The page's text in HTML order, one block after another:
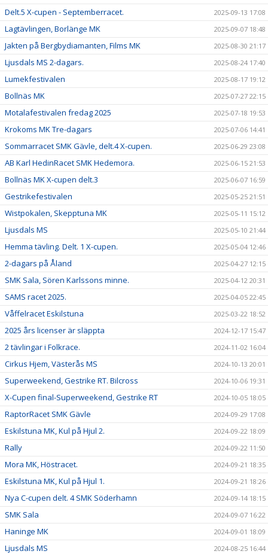
Delt.5 X-cupen - Septemberracet.
2025-09-13 17:08
Lagtävlingen, Borlänge MK 2025-09-07 18:48
Jakten på Bergbydiamanten, Films MK 2025-08-30 21:17
Ljusdals MS 2-dagars. 2025-08-24 17:40
Lumekfestivalen 2025-08-17 19:12
Bollnäs MK 2025-07-27 22:15
Motalafestivalen fredag 2025 2025-07-18 19:53
Krokoms MK Tre-dagars 2025-07-06 14:41
Sommarracet SMK Gävle, delt.4 X-cupen. 2025-06-29 23:08
AB Karl HedinRacet SMK Hedemora. 2025-06-15 21:53
Bollnäs MK X-cupen delt.3 2025-06-07 16:59
Gestrikefestivalen 2025-05-25 21:51
Wistpokalen, Skepptuna MK 2025-05-11 15:12
Ljusdals MS 2025-05-10 21:44
Hemma tävling. Delt. 1 X-cupen. 2025-05-04 12:46
2-dagars på Åland 2025-04-27 12:15
SMK Sala, Sören Karlssons minne. 2025-04-12 20:31
SAMS racet 2025. 2025-04-05 22:45
Våffelracet Eskilstuna 2025-03-22 18:52
2025 års licenser är släppta 2024-12-17 15:47
2 tävlingar i Folkrace. 2024-11-02 16:04
Cirkus Hjem, Västerås MS 2024-10-13 20:01
Superweekend, Gestrike RT. Bilcross 2024-10-06 19:31
X-Cupen final-Superweekend, Gestrike RT 2024-10-05 18:05
RaptorRacet SMK Gävle 2024-09-29 17:08
Eskilstuna MK, Kul på Hjul 2. 2024-09-22 18:09
Rally 2024-09-22 11:50
Mora MK, Höstracet. 2024-09-21 18:35
Eskilstuna MK, Kul på Hjul 1. 2024-09-21 18:26
Nya C-cupen delt. 4 SMK Söderhamn 2024-09-14 18:15
SMK Sala 2024-09-07 16:22
Haninge MK 2024-09-01 18:09
Ljusdals MS 2024-08-25 16:44